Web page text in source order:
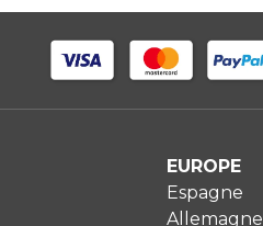
EUROPE
Espagne
Allemagne